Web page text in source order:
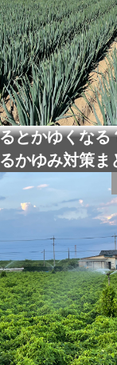
とかゆくなる
かゆみ対策ま